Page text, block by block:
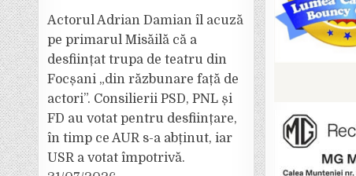
Actorul Adrian Damian îl acuză
pe primarul Misăilă că a
desființat trupa de teatru din
Focșani „din răzbunare față de
actori”. Consilierii PSD, PNL și
FD au votat pentru desființare,
în timp ce AUR s-a abținut, iar
USR a votat împotrivă.